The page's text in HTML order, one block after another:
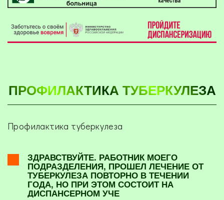
ПРОФИЛАКТИКА ТУБЕРКУЛЕЗА
Профилактика туберкулеза
ЗДРАВСТВУЙТЕ. РАБОТНИК МОЕГО
ПОДРАЗДЕЛЕНИЯ, ПРОШЕЛ ЛЕЧЕНИЕ ОТ
ТУБЕРКУЛЕЗА ПОВТОРНО В ТЕЧЕНИИ
ГОДА, НО ПРИ ЭТОМ СОСТОИТ НА
ДИСПАНСЕРНОМ УЧЕ